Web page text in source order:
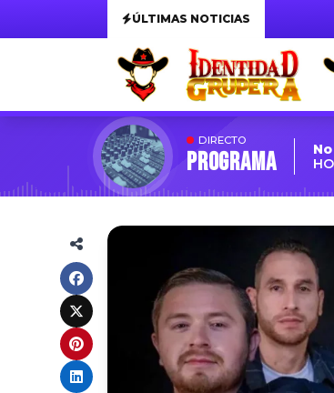
ÚLTIMAS NOTICIAS
DIRECTO
Programa